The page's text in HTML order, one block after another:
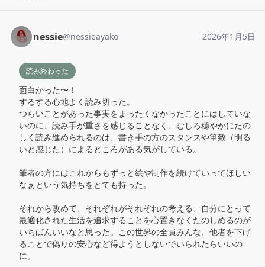
nessie@nessieayako 2026年1月5日
読み終わった
面白かった〜！
するする心地よく読み切った。
つらいことがあった事実をまったくなかったことにはしていな
いのに、読み手が重さを感じることなく、むしろ穏やかにたの
しく読み進められるのは、書き手の方のスタンスや筆致（明る
いと感じた）によるところがある気がしている。
筆者の方にはこれからもずっと絵や制作を続けていってほしい
なぁという気持ちをとても持った。
それから改めて、それぞれがそれぞれの考える、自分にとって
最適化された生活を追求することを心置きなくたのしめるのが
いちばんいいなと思った。この世界の全員みんな、他者を下げ
ることで偽りの安心など得ようとしないでいられたらいいの
に。